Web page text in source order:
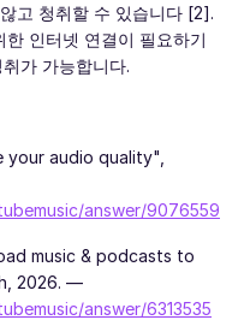
고 청취할 수 있습니다 [2].
인터넷 연결이 필요하기
가 가능합니다.
your audio quality",
answer/9076559
music & podcasts to
2026. —
answer/6313535